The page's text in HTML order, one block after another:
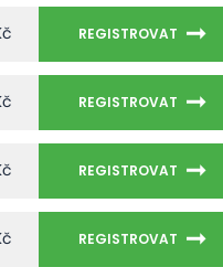
REGISTROVAT
REGISTROVAT
REGISTROVAT
REGISTROVAT